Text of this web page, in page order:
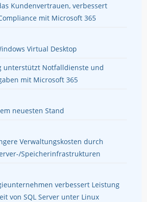
Kundenvertrauen, verbessert
mit Microsoft 365
Virtual Desktop
unterstützt Notfalldienste und
mit Microsoft 365
neuesten Stand
Verwaltungskosten durch
Speicherinfrastrukturen
verbessert Leistung
von SQL Server unter Linux